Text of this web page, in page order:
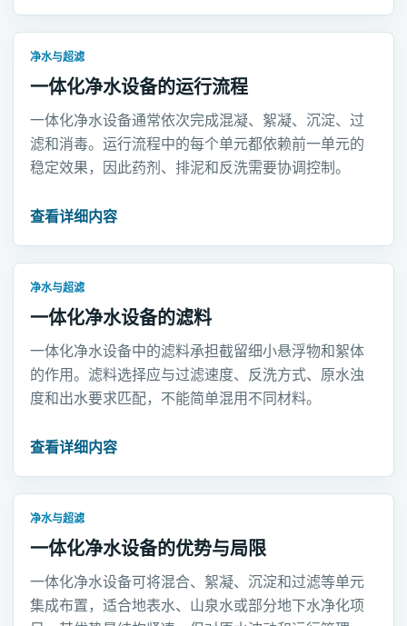
净水与超滤
一体化净水设备的运行流程
一体化净水设备通常依次完成混凝、絮凝、沉淀、过
滤和消毒。运行流程中的每个单元都依赖前一单元的
稳定效果，因此药剂、排泥和反洗需要协调控制。
查看详细内容
净水与超滤
一体化净水设备的滤料
一体化净水设备中的滤料承担截留细小悬浮物和絮体
的作用。滤料选择应与过滤速度、反洗方式、原水浊
度和出水要求匹配，不能简单混用不同材料。
查看详细内容
净水与超滤
一体化净水设备的优势与局限
一体化净水设备可将混合、絮凝、沉淀和过滤等单元
集成布置，适合地表水、山泉水或部分地下水净化项